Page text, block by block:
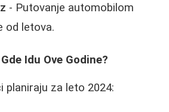
- Putovanje automobilom
od letova.
Idu Ove Godine?
planiraju za leto 2024: